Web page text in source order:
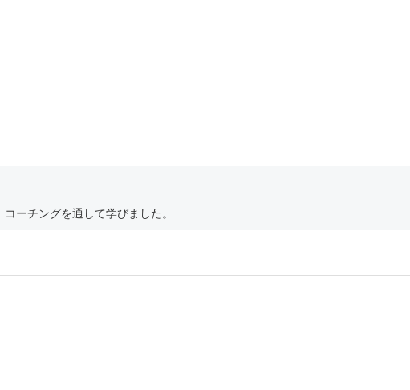
ーチングを通して学びました。